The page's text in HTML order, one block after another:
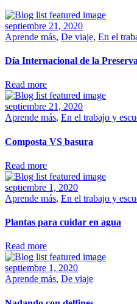
septiembre 21, 2020
Aprende más, De viaje, En el
Día Internacional de la
Read more
septiembre 21, 2020
Aprende más, En el trabajo y
Composta VS basura
Read more
septiembre 1, 2020
Aprende más, En el trabajo y
Plantas para cuidar en agua
Read more
septiembre 1, 2020
Aprende más, De viaje